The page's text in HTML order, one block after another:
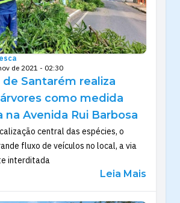
de 2021 - 02:30
Santarém realiza
como medida
na Avenida Rui Barbosa
central das espécies, o
fluxo de veículos no local, a via
interditada
Leia Mais